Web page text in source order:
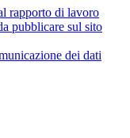
rapporto di lavoro
pubblicare sul sito
dei dati